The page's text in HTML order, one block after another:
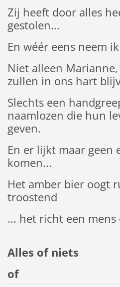
Zij heeft door alles
gestolen...
En wéér eens neem
Niet alleen
zullen in ons hart
Slechts een
naamlozen die hun
geven.
En er lijkt maar geen
komen...
Het amber bier oogt
troostend
... het richt een mens
Alles of niets
of